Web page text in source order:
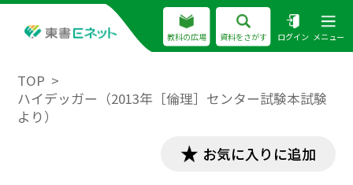
教科の広場 資料をさがす ログイン メニュー
TOP
ハイデッガー（2013年［倫理］センター試験本試験
より）
お気に入りに追加